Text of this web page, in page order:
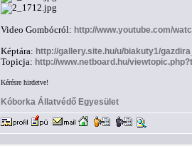
Video Gombócról: http://www.youtube.com/
Képtára: http://gallery.site.hu/u/biakuty1/
Topicja: http://www.netboard.hu/
Kérésre hirdetve!
Kóborka Állatvédő Egyesület